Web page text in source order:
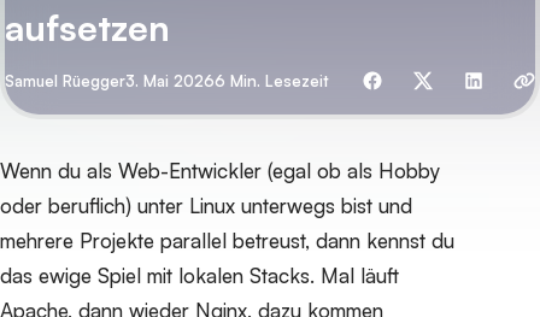
aufsetzen
Von
Samuel Rüegger3. Mai 20266 Min. Lesezeit Mit Freunden teilen
Wenn du als Web-Entwickler (egal ob als Hobby
oder beruflich) unter Linux unterwegs bist und
mehrere Projekte parallel betreust, dann kennst du
das ewige Spiel mit lokalen Stacks. Mal läuft
Apache, dann wieder Nginx, dazu kommen